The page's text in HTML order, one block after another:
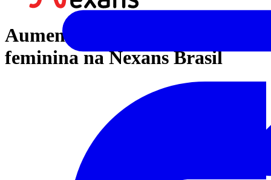
Aumentando a representação
feminina na Nexans Brasil